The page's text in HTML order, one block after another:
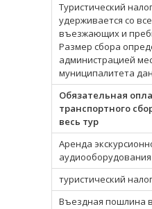
Туристический
удерживается со
въезжающих и
Размер сбора
администрацией
муниципалитета
Обязательная
транспортного
весь тур
Аренда
аудиооборудования
туристический
Въездная пошлина